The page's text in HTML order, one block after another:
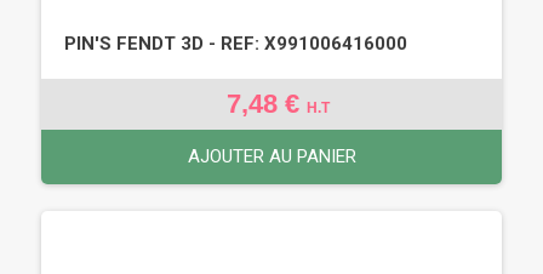
PIN'S FENDT 3D - REF: X991006416000
7,48 € H.T
AJOUTER AU PANIER